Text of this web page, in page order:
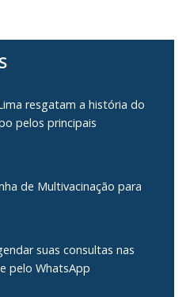
resgatam a história do
pelos principais
de Multivacinação para
suas consultas nas
pelo WhatsApp